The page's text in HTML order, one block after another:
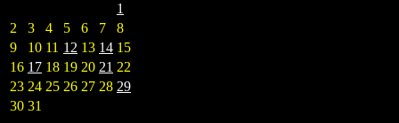
1
2
3 4 5 6 7
8
9
10 11 12 13 14 15
16 17 18 19 20 21 22
23 24 25 26 27 28 29
30 31